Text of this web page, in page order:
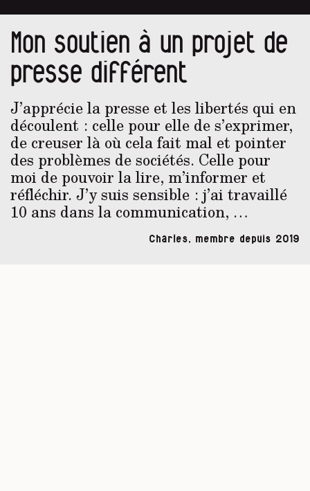
Mon soutien à un projet de
presse différent
J’apprécie la presse et les libertés qui en
découlent : celle pour elle de s’exprimer,
de creuser là où cela fait mal et pointer
des problèmes de sociétés. Celle pour
moi de pouvoir la lire, m’informer et
réfléchir. J’y suis sensible : j’ai travaillé
10 ans dans la communication, …
Charles, membre depuis 2019